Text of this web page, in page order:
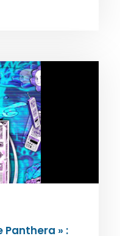
Panthera » :